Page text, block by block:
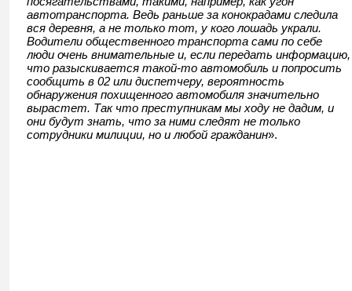
автотранспорта. Ведь раньше за конокрадами следила
вся деревня, а не только тот, у кого лошадь украли.
Водители общественного транспорта сами по себе
люди очень внимательные и, если передать информацию,
что разыскивается такой-то автомобиль и попросить
сообщить в 02 или диспетчеру, вероятность
обнаружения похищенного автомобиля значительно
вырастет. Так что преступникам мы ходу не дадим, и
они будут знать, что за ними следят не только
сотрудники милиции, но и любой гражданин».